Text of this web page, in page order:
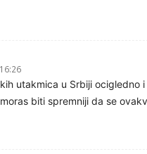
utakmica u Srbiji ocigledno
biti spremniji da se